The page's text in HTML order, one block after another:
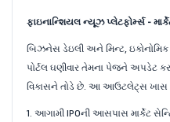
ફાઇનાન્શિયલ ન્યૂઝ પ્લેટફોર્મ્સ -
બિઝનેસ ડેઇલી અને મિન્ટ,
પોર્ટલ ઘણીવાર તેમના પેજને અપડેટ
વિકાસને તોડે છે. આ આઉટલેટ્સ ખાસ
1. આગામી IPOની આસપાસ માર્કેટ